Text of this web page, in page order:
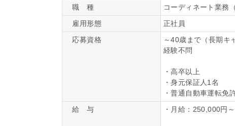
職 種
コーディネート業務
雇用形態
正社員
応募資格
～40歳まで（長期キ
経験不問
・高卒以上
・身元保証人1名
・普通自動車運転免
給 与
・月給：250,000円